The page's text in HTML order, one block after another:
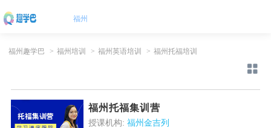
福州
福州趣学巴 > 福州培训 > 福州英语培训 > 福州托福培训
福州托福集训营
授课机构: 福州金吉列